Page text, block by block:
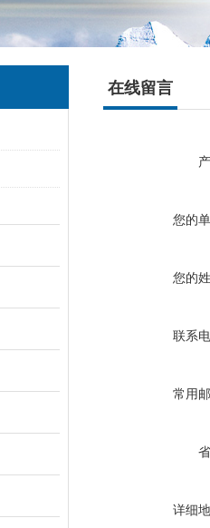
在线留言
您的
您的
联系
常用
详细